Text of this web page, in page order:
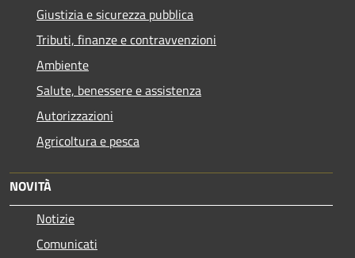
Giustizia e sicurezza pubblica
Tributi, finanze e contravvenzioni
Ambiente
Salute, benessere e assistenza
Autorizzazioni
Agricoltura e pesca
NOVITÀ
Notizie
Comunicati